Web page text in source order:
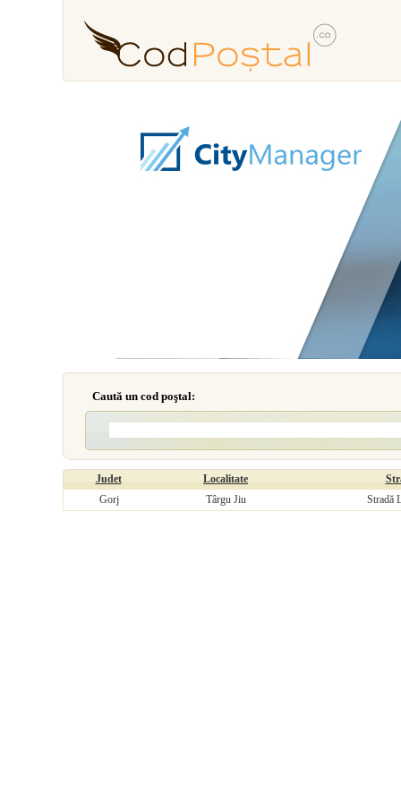
Caută un cod poştal:
Judet Localitate
Gorj
Târgu Jiu Stradă